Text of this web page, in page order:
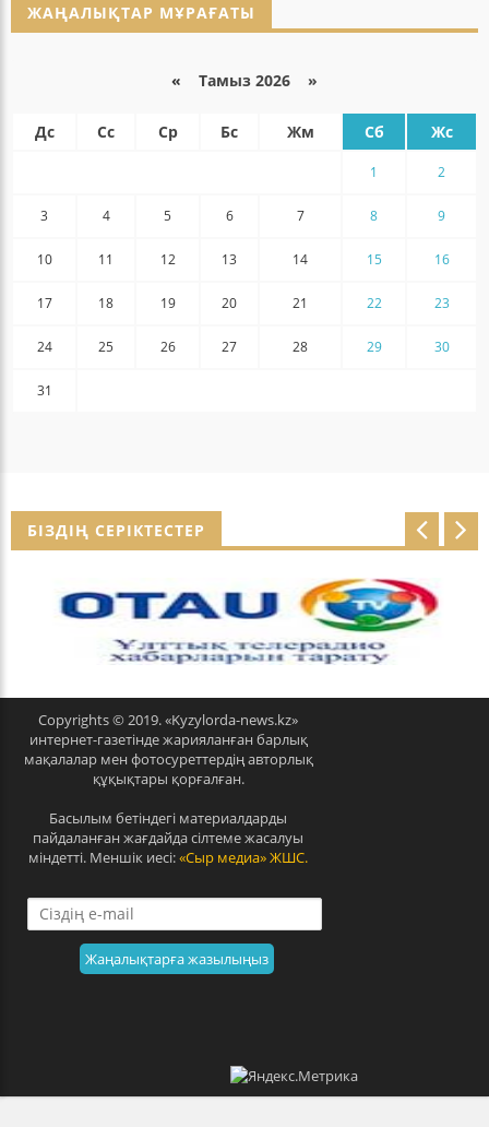
ЖАҢАЛЫҚТАР МҰРАҒАТЫ
« Тамыз 2026 »
Дс Сс Ср Бс Жм Сб Жс
1 2
3 4 5 6 7 8 9
10 11 12 13 14 15 16
17 18 19 20 21 22 23
24 25 26 27 28 29 30
31
БІЗДІҢ СЕРІКТЕСТЕР
r
e
Copyrights © 2019. «Kyzylorda-news.kz»
интернет-газетінде жарияланған барлық
мақалалар мен фотосуреттердің авторлық
құқықтары қорғалған.
Басылым бетіндегі материалдарды
пайдаланған жағдайда сілтеме жасалуы
міндетті. Меншік иесі:«Сыр медиа» ЖШС.